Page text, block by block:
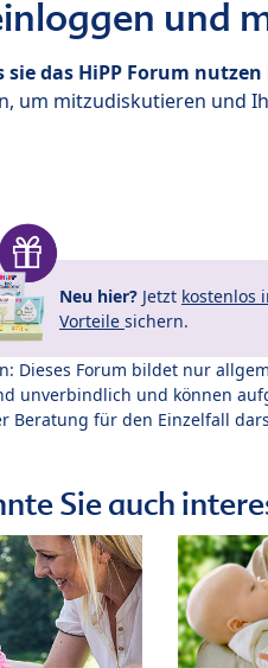
und
sie das HiPP Forum
um mitzudiskutieren und
Neu hier? Jetzt kostenlos
Vorteile sichern.
Dieses Forum bildet nur
unverbindlich und können
Beratung für den Einzelfall
Sie auch